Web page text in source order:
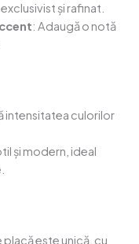
și rafinat.
: Adaugă o notă
intensitatea culorilor
și modern, ideal
placă este unică, cu